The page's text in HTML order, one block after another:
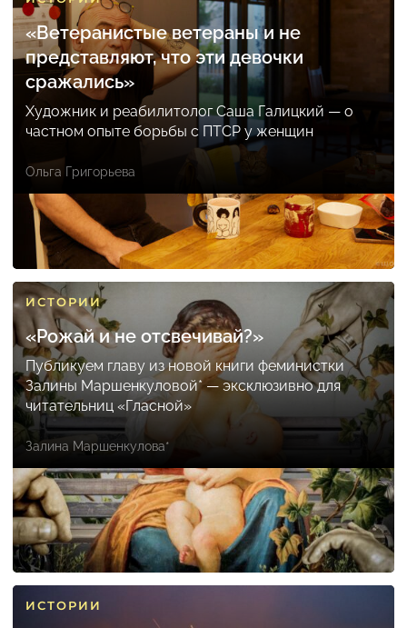
«Ветеранистые ветераны и не
представляют, что эти девочки
сражались»
Художник и реабилитолог Саша Галицкий — о
частном опыте борьбы с ПТСР у женщин
Ольга Григорьева
ИСТОРИИ
«Рожай и не отсвечивай?»
Публикуем главу из новой книги феминистки
Залины Маршенкуловой* — эксклюзивно для
читательниц «Гласной»
Залина Маршенкулова*
ИСТОРИИ